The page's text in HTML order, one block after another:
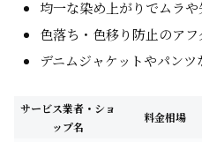
均一な染め上がりでムラ
色落ち・色移り防止のア
デニムジャケットやパン
サービス業者・ショ
ップ名
料金相場